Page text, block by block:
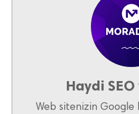
Haydi
Web sitenizin Google